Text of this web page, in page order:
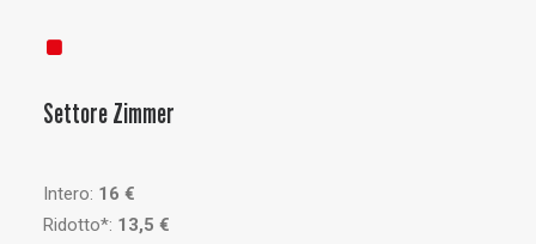
Settore Zimmer
Intero: 16 €
Ridotto*: 13,5 €